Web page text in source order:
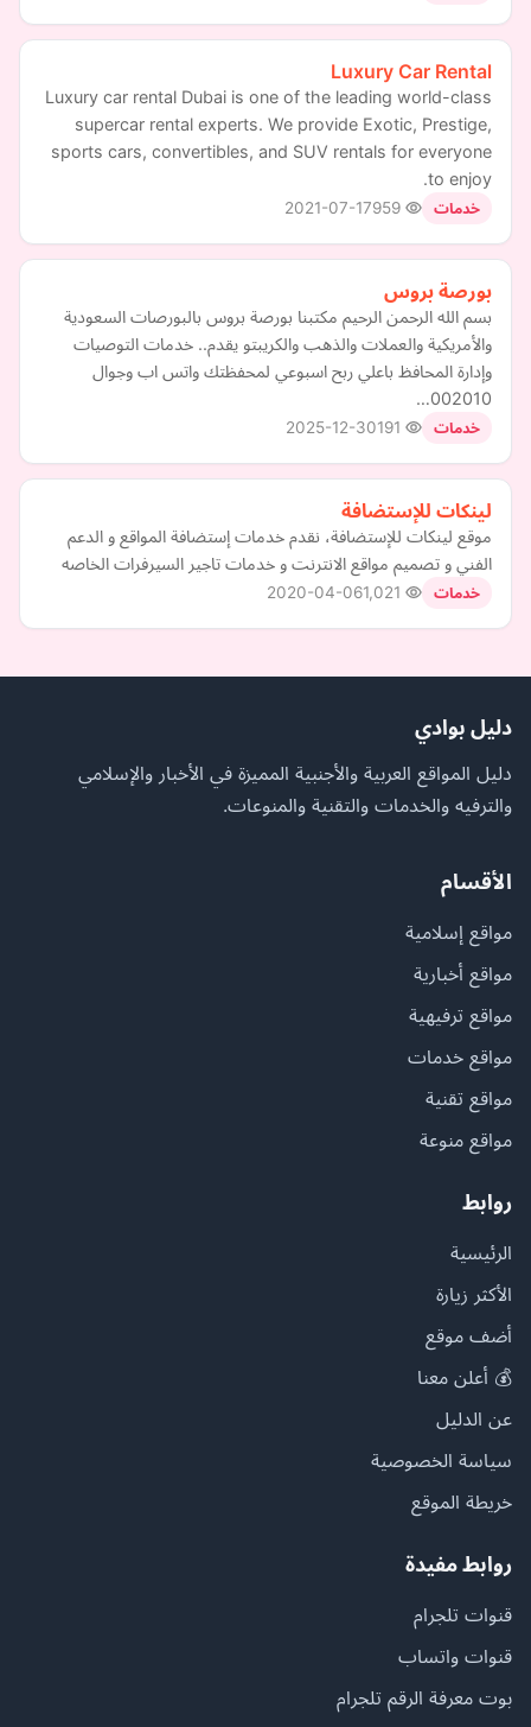
Luxury Car Rental
Luxury car rental Dubai is one of the leading world-class
supercar rental experts. We provide Exotic, Prestige,
sports cars, convertibles, and SUV rentals for everyone
to enjoy.
خدمات 2021-07-17
بورصة بروس
بسم الله الرحمن الرحيم مكتبنا بورصة بروس بالبورصات السعودية
والأمريكية والعملات والذهب والكريبتو يقدم.. خدمات التوصيات
وإدارة المحافظ باعلي ربح اسبوعي لمحفظتك واتس اب وجوال
002010…
خدمات 2025-12-30
لينكات للإستضافة
موقع لينكات للإستضافة، نقدم خدمات إستضافة المواقع و الدعم
الفني و تصميم مواقع الانترنت و خدمات تاجير السيرفرات الخاصه
خدمات 2020-04-06
دليل بوادي
دليل المواقع العربية والأجنبية المميزة في الأخبار والإسلامي
والترفيه والخدمات والتقنية والمنوعات.
الأقسام
مواقع إسلامية
مواقع أخبارية
مواقع ترفيهية
مواقع خدمات
مواقع تقنية
مواقع منوعة
روابط
الرئيسية
الأكثر زيارة
أضف موقع
💰 أعلن معنا
عن الدليل
سياسة الخصوصية
خريطة الموقع
روابط مفيدة
قنوات تلجرام
قنوات واتساب
بوت معرفة الرقم تلجرام